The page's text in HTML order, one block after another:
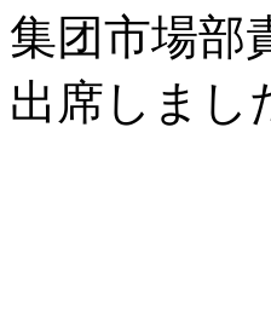
集团市場部
出席しま